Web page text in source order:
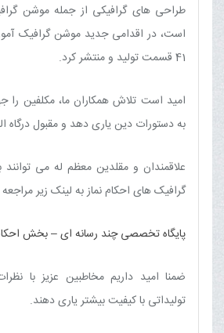
طراحی های گرافیکی از جمله موشن
است، در اقدامی جدید موشن گرافیک
41 قسمت تولید و منتشر کرد.
امید است تلاش همکاران ما، مکلفین
به دستورات دین یاری دهد و مقبول درگاه
علاقمندان و مقلدین معظم له می
گرافیک های احکام نماز به لینک زیر مراجعه
پایگاه تخصصی چند رسانه ای – بخش
ضمنا امید داریم مخاطبین عزیز با
تولیداتی با کیفیت بیشتر یاری دهند.